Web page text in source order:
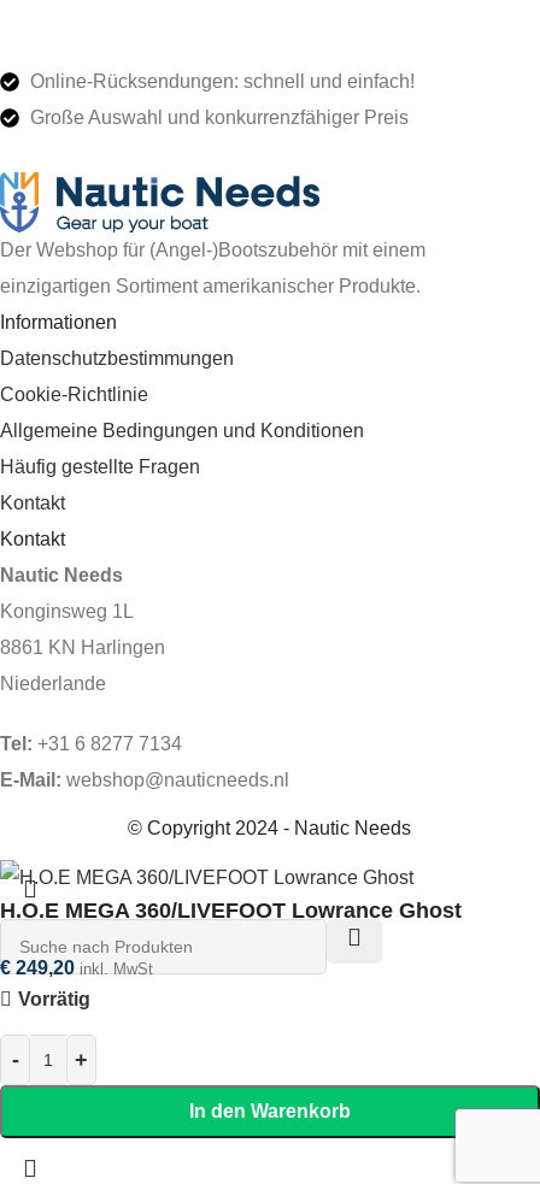
Online-Rücksendungen: schnell und einfach!
Große Auswahl und konkurrenzfähiger Preis
Der Webshop für (Angel-)Bootszubehör mit einem
einzigartigen Sortiment amerikanischer Produkte.
Informationen
Datenschutzbestimmungen
Cookie-Richtlinie
Allgemeine Bedingungen und Konditionen
Häufig gestellte Fragen
Kontakt
Kontakt
Nautic Needs
Konginsweg 1L
8861 KN Harlingen
Niederlande
Tel: +31 6 8277 7134
E-Mail: webshop@nauticneeds.nl
© Copyright 2024 - Nautic Needs
H.O.E MEGA 360/LIVEFOOT Lowrance Ghost
€ 249,20 inkl. MwSt
Vorrätig
In den Warenkorb